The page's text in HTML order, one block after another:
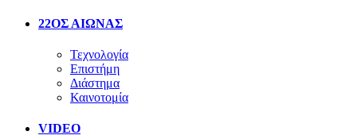
22ΟΣ ΑΙΩΝΑΣ
Τεχνολογία
Επιστήμη
Διάστημα
Καινοτομία
VIDEO